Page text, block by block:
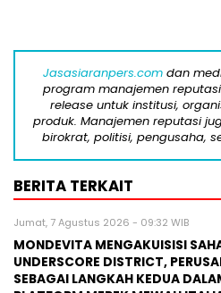
Jasasiaranpers.com dan
program manajemen
release untuk institusi,
produk. Manajemen reputasi
birokrat, politisi, pengusaha,
BERITA TERKAIT
Jumat, 7 Agustus 2026 - 09:32 WIB
MONDEVITA MENGAKUISISI
UNDERSCORE DISTRICT,
SEBAGAI LANGKAH KEDUA